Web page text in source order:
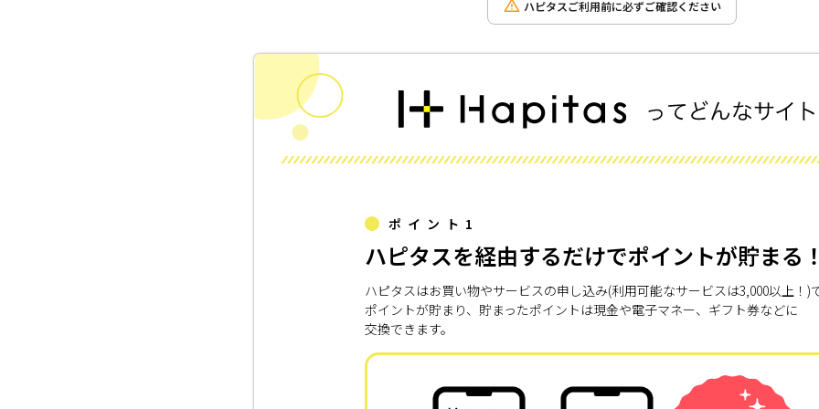
ハピタスご利用前に必ずご確認ください
ポイント1
ハピタスを経由するだけでポイントが貯まる
ハピタスはお買い物やサービスの申し込み(利用可能なサービスは3,000以上！)
ポイントが貯まり、貯まったポイントは現金や電子マネー、ギフト券などに
交換できます。